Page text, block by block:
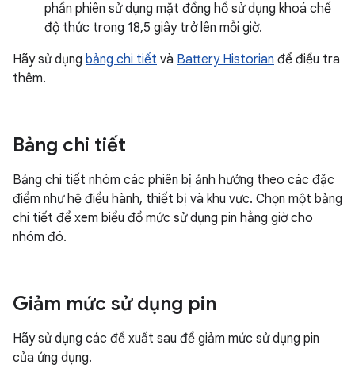
phần phiên sử dụng mặt đồng hồ sử dụng khoá chế
độ thức trong 18,5 giây trở lên mỗi giờ.
Hãy sử dụng bảng chi tiết và Battery Historian để điều tra
thêm.
Bảng chi tiết
Bảng chi tiết nhóm các phiên bị ảnh hưởng theo các đặc
điểm như hệ điều hành, thiết bị và khu vực. Chọn một bảng
chi tiết để xem biểu đồ mức sử dụng pin hằng giờ cho
nhóm đó.
Giảm mức sử dụng pin
Hãy sử dụng các đề xuất sau để giảm mức sử dụng pin
của ứng dụng.